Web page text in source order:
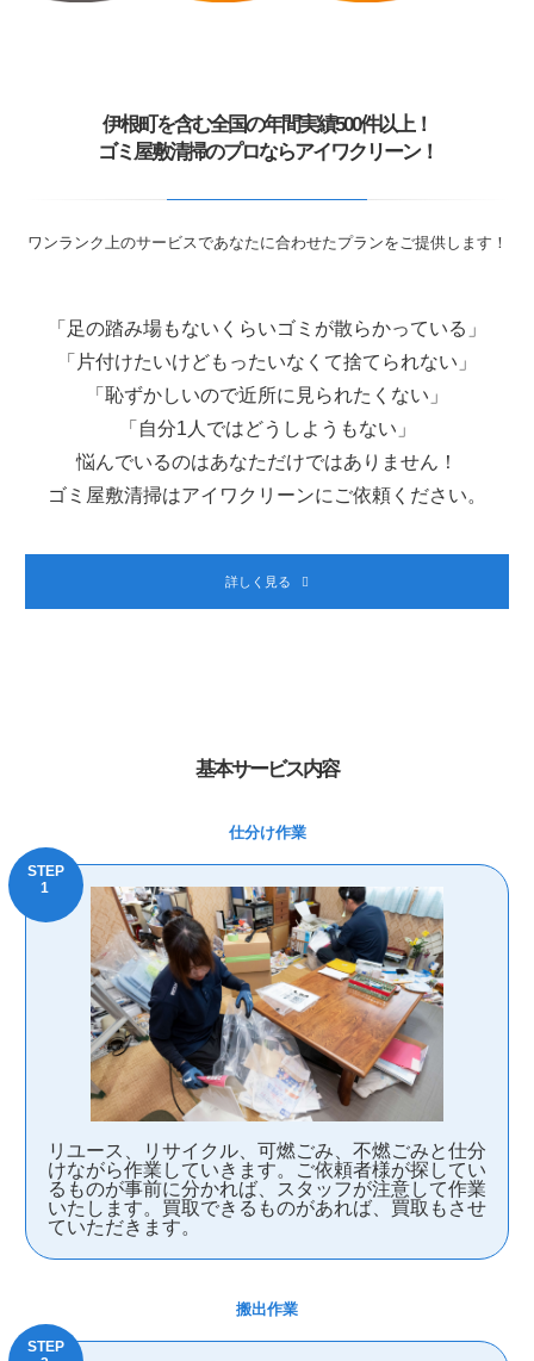
伊根町を含む全国の年間実績500件以上！
ゴミ屋敷清掃のプロならアイワクリーン！
ワンランク上のサービスであなたに合わせたプランをご提供します！
「足の踏み場もないくらいゴミが散らかっている」
「片付けたいけどもったいなくて捨てられない」
「恥ずかしいので近所に見られたくない」
「自分1人ではどうしようもない」
悩んでいるのはあなただけではありません！
ゴミ屋敷清掃はアイワクリーンにご依頼ください。
詳しく見る
基本サービス内容
仕分け作業
リユース、リサイクル、可燃ごみ、不燃ごみと仕分
けながら作業していきます。ご依頼者様が探してい
るものが事前に分かれば、スタッフが注意して作業
いたします。買取できるものがあれば、買取もさせ
ていただきます。
搬出作業